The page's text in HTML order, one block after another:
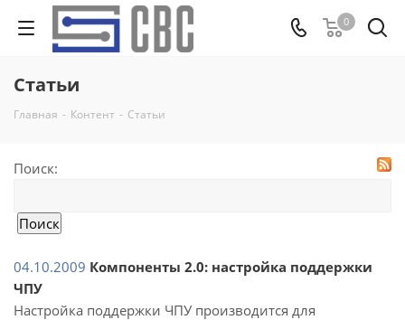
0
Статьи
Главная - Контент - Статьи
Поиск:
04.10.2009 Компоненты 2.0: настройка поддержки
ЧПУ
Настройка поддержки ЧПУ производится для